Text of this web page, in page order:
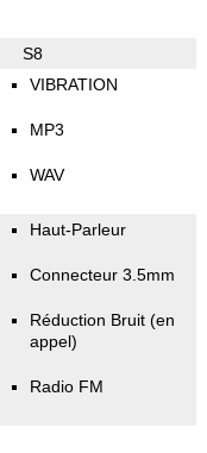
S8
VIBRATION
MP3
WAV
Haut-Parleur
Connecteur 3.5mm
Réduction Bruit (en
appel)
Radio FM